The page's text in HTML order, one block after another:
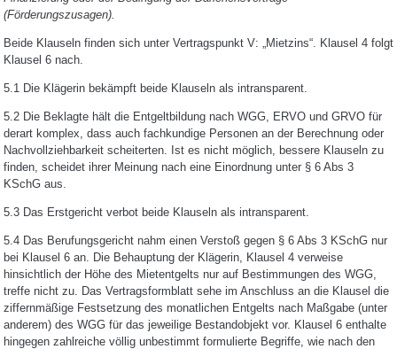
(Förderungszusagen).
Beide Klauseln finden sich unter Vertragspunkt V: „Mietzins“. Klausel 4 folgt
Klausel 6 nach.
5.1 Die Klägerin bekämpft beide Klauseln als intransparent.
5.2 Die Beklagte hält die Entgeltbildung nach WGG, ERVO und GRVO für
derart komplex, dass auch fachkundige Personen an der Berechnung oder
Nachvollziehbarkeit scheiterten. Ist es nicht möglich, bessere Klauseln zu
finden, scheidet ihrer Meinung nach eine Einordnung unter § 6 Abs 3
KSchG aus.
5.3 Das Erstgericht verbot beide Klauseln als intransparent.
5.4 Das Berufungsgericht nahm einen Verstoß gegen § 6 Abs 3 KSchG nur
bei Klausel 6 an. Die Behauptung der Klägerin, Klausel 4 verweise
hinsichtlich der Höhe des Mietentgelts nur auf Bestimmungen des WGG,
treffe nicht zu. Das Vertragsformblatt sehe im Anschluss an die Klausel die
ziffernmäßige Festsetzung des monatlichen Entgelts nach Maßgabe (unter
anderem) des WGG für das jeweilige Bestandobjekt vor. Klausel 6 enthalte
hingegen zahlreiche völlig unbestimmt formulierte Begriffe, wie nach den